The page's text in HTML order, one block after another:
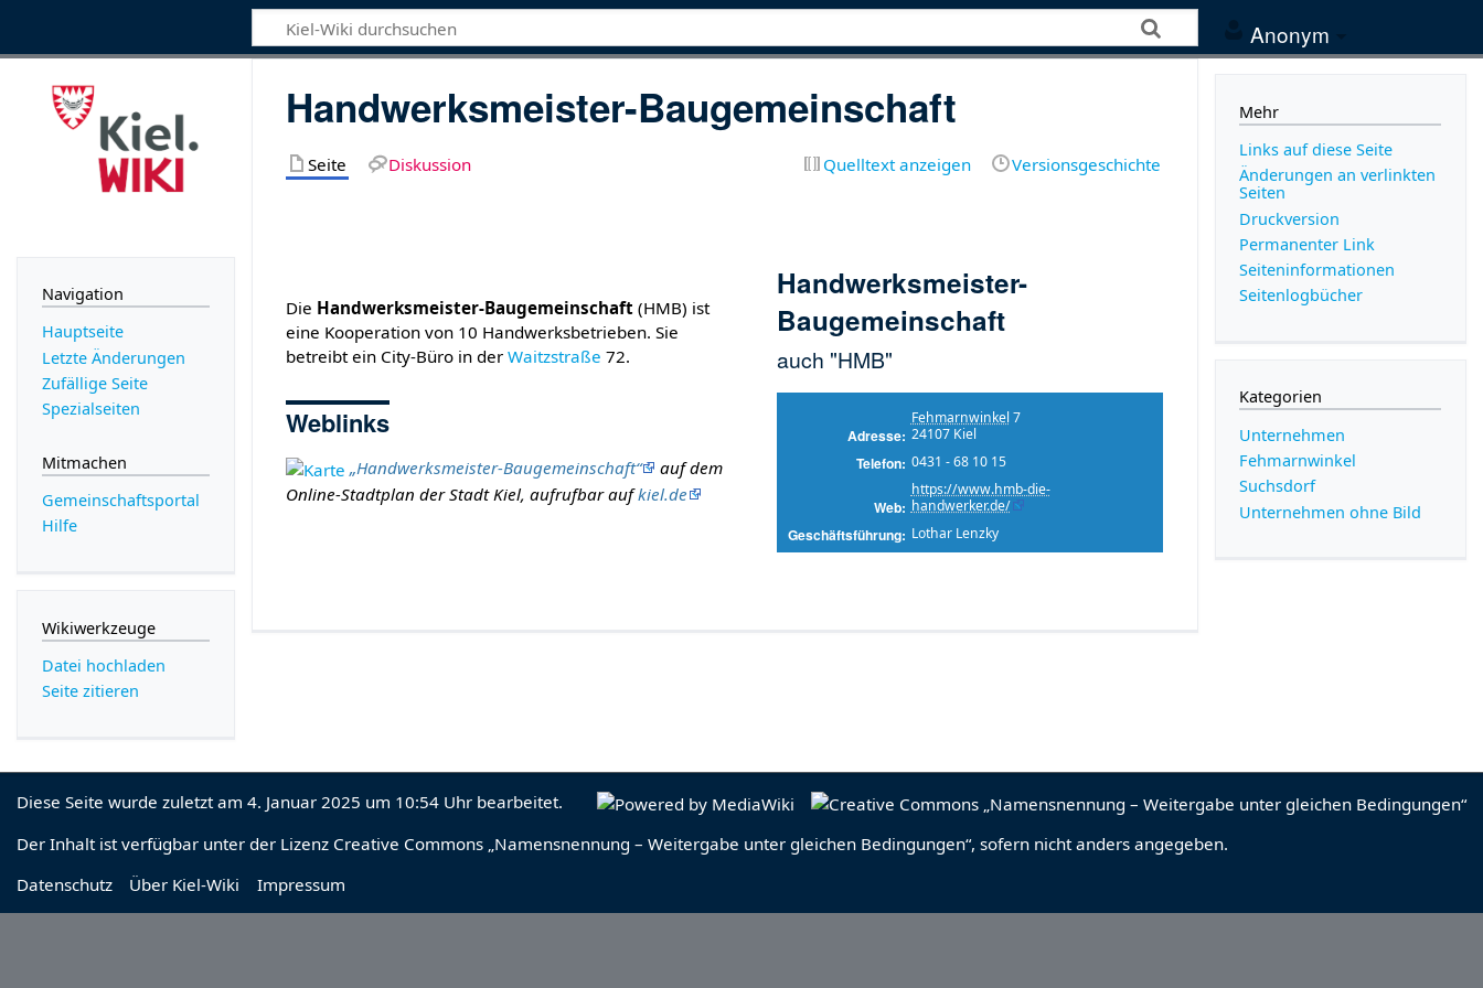
Anonym
Handwerksmeister-Baugemeinschaft
Seite Diskussion Quelltext anzeigen Versionsgeschichte
Handwerksmeister-
Baugemeinschaft
auch "HMB"
Adresse
Fehmarnwinkel7
24107 Kiel
Telefon 0431 - 68 10 15
Web
https://www.hmb-die-
handwerker.de/
Geschäftsführung Lothar Lenzky
Die Handwerksmeister-Baugemeinschaft (HMB) ist
eine Kooperation von 10 Handwerksbetrieben. Sie
betreibt ein City-Büro in derWaitzstraße 72.
Weblinks
„Handwerksmeister-Baugemeinschaft“
auf dem
Online-Stadtplan der Stadt Kiel, aufrufbar aufkiel.de
Navigation
Hauptseite
Letzte Änderungen
Zufällige Seite
Spezialseiten
Mitmachen
Gemeinschafts­portal
Hilfe
Wikiwerkzeuge
Datei hochladen
Seite zitieren
Mehr
Links auf diese Seite
Änderungen an verlinkten
Seiten
Druckversion
Permanenter Link
Seiten­­informationen
Seitenlogbücher
Kategorien
Unternehmen
Fehmarnwinkel
Suchsdorf
Unternehmen ohne Bild
Diese Seite wurde zuletzt am 4. Januar 2025 um 10:54 Uhr bearbeitet.
Der Inhalt ist verfügbar unter der Lizenz Creative Commons „Namensnennung – Weitergabe unter gleichen Bedingungen“, sofern nicht anders angegeben.
Datenschutz
Über Kiel-Wiki Impressum